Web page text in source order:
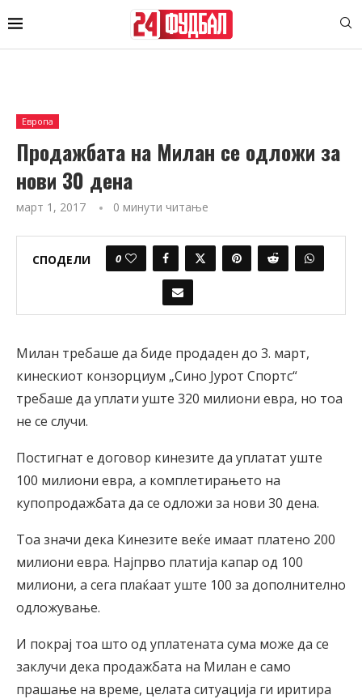
Европа
Продажбата на Милан се одложи за
нови 30 дена
март 1, 2017 0 минути читање
СПОДЕЛИ 0
Милан требаше да биде продаден до 3. март,
кинескиот конзорциум „Сино Јурот Спортс“
требаше да уплати уште 320 милиони евра, но тоа
не се случи.
Постигнат е договор кинезите да уплатат уште
100 милиони евра, а комплетирањето на
купопродажбата да се одложи за нови 30 дена.
Тоа значи дека Кинезите веќе имаат платено 200
милиони евра. Најпрво платија капар од 100
милиони, а сега плаќаат уште 100 за дополнително
одложување.
И покрај тоа што од уплатената сума може да се
заклучи дека продажбата на Милан е само
прашање на време, целата ситуација ги иритира